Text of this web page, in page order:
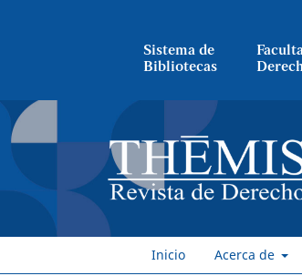
Sistema de
Bibliotecas
Inicio Acerca de